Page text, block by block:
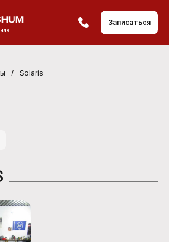
Записаться
/ Solaris